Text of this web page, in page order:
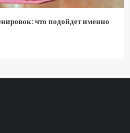
что подойдет именно